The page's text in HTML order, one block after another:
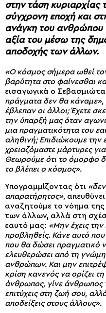
στην τάση κυριαρχίας
σύγχρονη εποχή και
ανάγκη του ανθρώπου
αξία του μέσω της
αποδοχής των άλλων.
«Ο κόσμος σήμερα ωθεί
βαρύτητα στο φαίνεσθαι
εισαγωγικά ο
πράγματα δεν θα κάναμε»,
έβλεπαν οι άλλοι; Έχετε
την ύπαρξή μας όταν
μια πραγματικότητα του
αληθινή; Επιδιώκουμε την
χρειαζόμαστε μάρτυρες
Θεωρούμε ότι το όμορφο
το βλέπει ο κόσμος».
Υπογραμμίζοντας ότι
απαρατήρητος»,
αναζητούμε το νόημα
των άλλων, αλλά στη
εαυτό μας: «Μην έχεις
προβληθείς. Κάνε αυτό
που θα δώσει πραγματικό
ελευθερώσει από τη
ανθρώπων. Και μην
κρίση κανενός να ορίζει
άνθρωπος, γίνε
επιτύχεις στη ζωή σου,
αποδείξεις στους άλλους».